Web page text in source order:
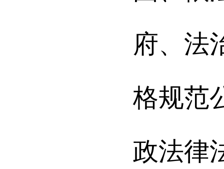
府、法
格规范
政法律